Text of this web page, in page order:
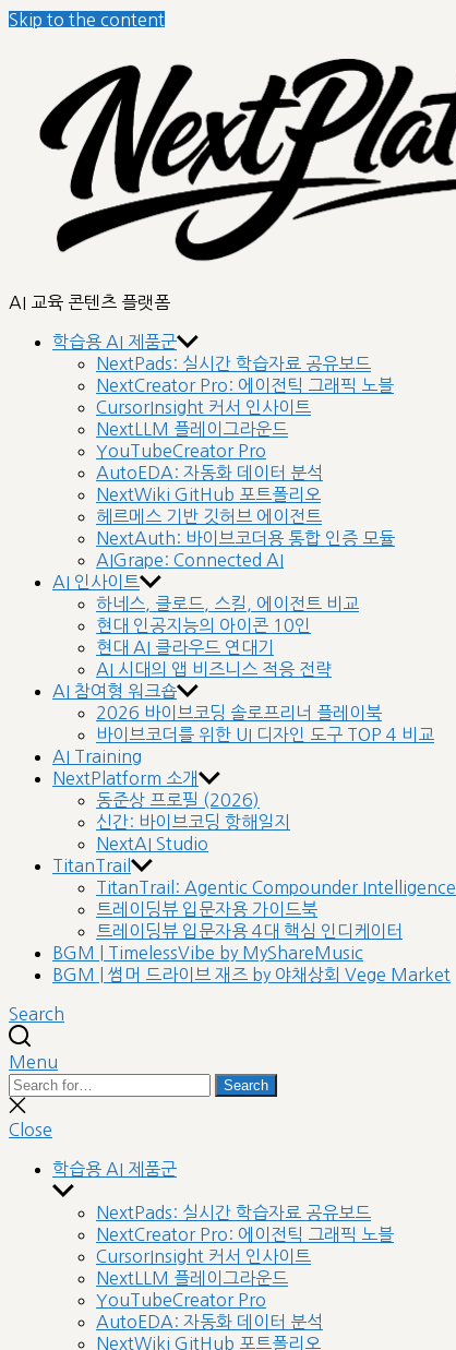
Skip to the content
AI 교육 콘텐츠 플랫폼
학습용 AI 제품군
NextPads: 실시간 학습자료 공유보드
NextCreator Pro: 에이전틱 그래픽 노블
CursorInsight 커서 인사이트
NextLLM 플레이그라운드
YouTubeCreator Pro
AutoEDA: 자동화 데이터 분석
NextWiki GitHub 포트폴리오
헤르메스 기반 깃허브 에이전트
NextAuth: 바이브코더용 통합 인증 모듈
AIGrape: Connected AI
AI 인사이트
하네스, 클로드, 스킬, 에이전트 비교
현대 인공지능의 아이콘 10인
현대 AI 클라우드 연대기
AI 시대의 앱 비즈니스 적응 전략
AI 참여형 워크숍
2026 바이브코딩 솔로프리너 플레이북
바이브코더를 위한 UI 디자인 도구 TOP 4 비교
AI Training
NextPlatform 소개
동준상 프로필 (2026)
신간: 바이브코딩 항해일지
NextAI Studio
TitanTrail
TitanTrail: Agentic Compounder Intelligence
트레이딩뷰 입문자용 가이드북
트레이딩뷰 입문자용 4대 핵심 인디케이터
BGM | TimelessVibe by MyShareMusic
BGM | 썸머 드라이브 재즈 by 야채상회 Vege Market
Search
Menu
Search
for:
Search
Close
search
Close
학습용 AI 제품군
Show
sub
menu
NextPads: 실시간 학습자료 공유보드
NextCreator Pro: 에이전틱 그래픽 노블
CursorInsight 커서 인사이트
NextLLM 플레이그라운드
YouTubeCreator Pro
AutoEDA: 자동화 데이터 분석
NextWiki GitHub 포트폴리오